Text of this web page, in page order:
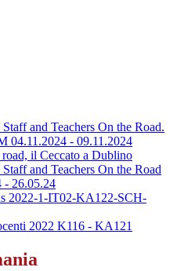
and Teachers On the Road.
04.11.2024 - 09.11.2024
road, il Ceccato a Dublino
and Teachers On the Road
- 26.05.24
2022-1-IT02-KA122-SCH-
2022 K116 - KA121